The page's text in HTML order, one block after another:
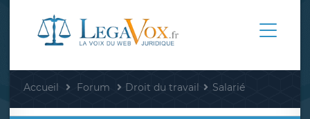
Accueil Forum Droit du travail Salarié